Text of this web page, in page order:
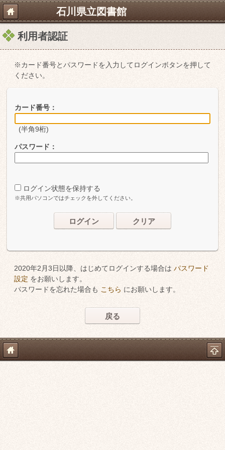
石川県立図書館
利用者認証
※カード番号とパスワードを入力してログインボタンを押して
ください。
カード番号：
(半角9桁)
パスワード：
ログイン状態を保持する
※共用パソコンではチェックを外してください。
ログイン クリア
2020年2月3日以降、はじめてログインする場合は パスワード
設定 をお願いします。
パスワードを忘れた場合も こちら にお願いします。
戻る